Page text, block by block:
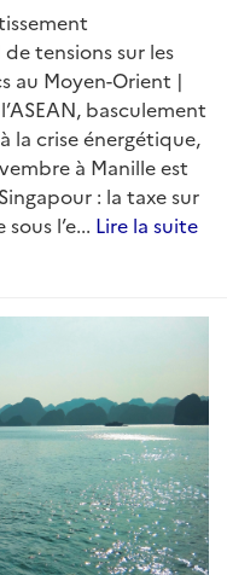
tensions sur les
au Moyen-Orient |
basculement
la crise énergétique,
à Manille est
: la taxe sur
l’e... Lire la suite